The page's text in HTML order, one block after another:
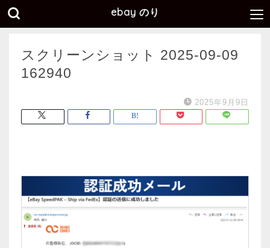
ebay のり
スクリーンショット 2025-09-09
162940
2025年9月9日